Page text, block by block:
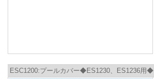
ESC1200:プールカバー◆ES1230、ES1236用◆